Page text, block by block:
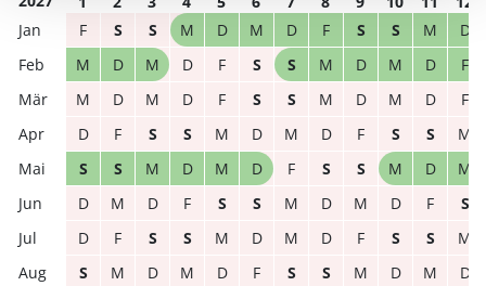
F
S S M D M D F S S M
D
M
D M D F S S M D M D
F
M
D M D F S S M D M D
F
D
F S S M D M D F S S
M
S
S M D M D F S S M D
M
D
M D F S S M D M D F
S
D
F S S M D M D F S S
M
S
M D M D F S S M D M
D